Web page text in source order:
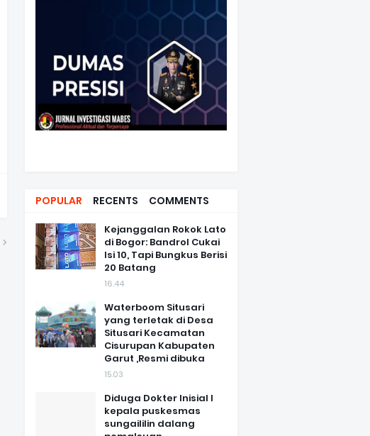
POPULAR RECENTS COMMENTS
Kejanggalan Rokok Lato
di Bogor: Bandrol Cukai
Isi 10, Tapi Bungkus Berisi
20 Batang
16.44
Waterboom Situsari
yang terletak di Desa
Situsari Kecamatan
Cisurupan Kabupaten
Garut ,Resmi dibuka
15.03
Diduga Dokter Inisial I
kepala puskesmas
sungaililin dalang